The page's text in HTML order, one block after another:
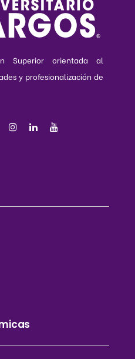
Superior orientada al
y profesionalización de